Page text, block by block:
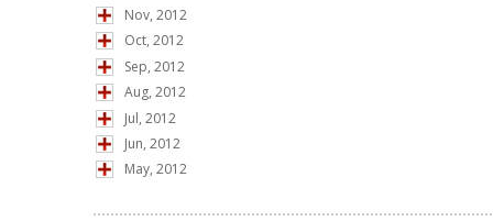
Nov, 2012
Oct, 2012
Sep, 2012
Aug, 2012
Jul, 2012
Jun, 2012
May, 2012